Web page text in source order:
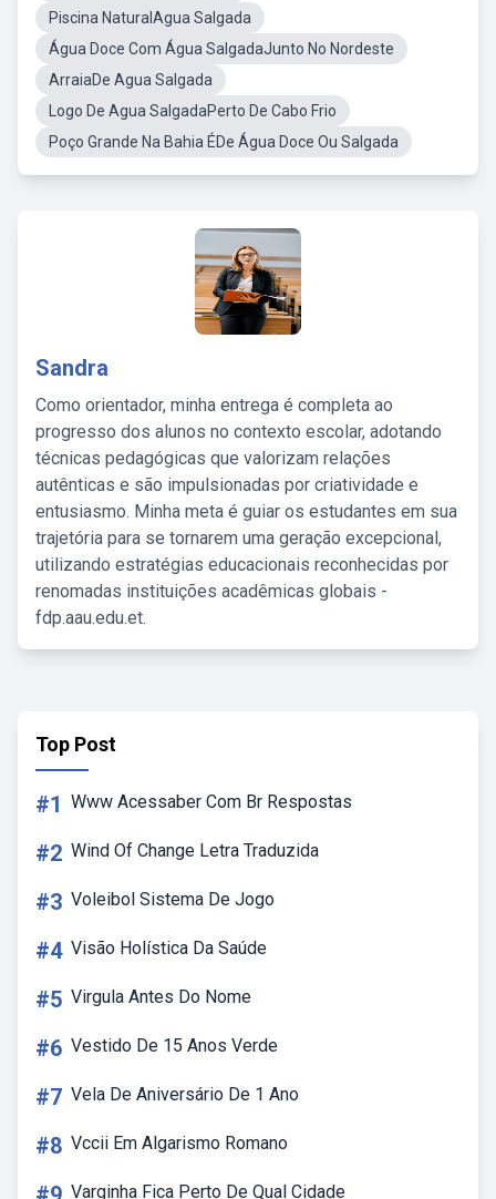
Piscina NaturalAgua Salgada
Água Doce Com Água SalgadaJunto No Nordeste
ArraiaDe Agua Salgada
Logo De Agua SalgadaPerto De Cabo Frio
Poço Grande Na Bahia ÉDe Água Doce Ou Salgada
Sandra
Como orientador, minha entrega é completa ao
progresso dos alunos no contexto escolar, adotando
técnicas pedagógicas que valorizam relações
autênticas e são impulsionadas por criatividade e
entusiasmo. Minha meta é guiar os estudantes em sua
trajetória para se tornarem uma geração excepcional,
utilizando estratégias educacionais reconhecidas por
renomadas instituições acadêmicas globais -
fdp.aau.edu.et.
Top Post
#1 Www Acessaber Com Br Respostas
#2 Wind Of Change Letra Traduzida
#3 Voleibol Sistema De Jogo
#4 Visão Holística Da Saúde
#5 Virgula Antes Do Nome
#6 Vestido De 15 Anos Verde
#7 Vela De Aniversário De 1 Ano
#8 Vccii Em Algarismo Romano
Varginha Fica Perto De Qual Cidade